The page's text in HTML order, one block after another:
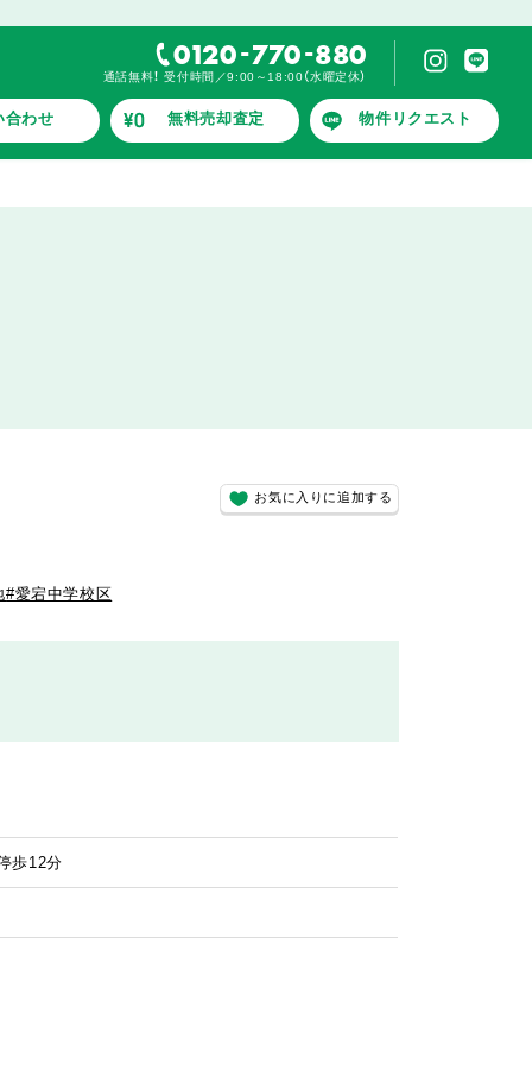
0120-770-880
通話無料！ 受付時間／9:00～18:00（水曜定休）
合わせ 無料売却査定 物件リクエスト
#愛宕中学校区
お気に入りに追加する
歩12分